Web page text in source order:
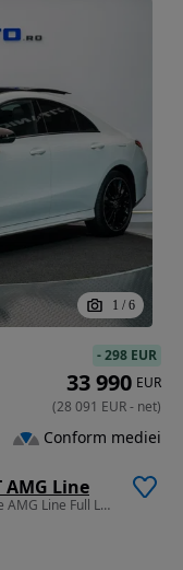
1 / 6
AMG Line
1332 cm3 • 218 CP • Mercedes-Benz CLA 250e AMG Line Full LED Trapa Leasing Rate Credit
-298 EUR
33 990 EUR
(28 091 EUR- net)
Conform mediei